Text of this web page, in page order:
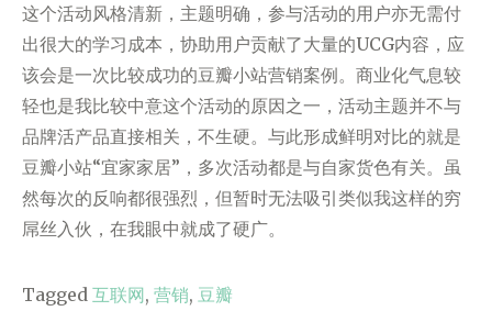
这个活动风格清新，主题明确，参与活动的用户亦无需付
出很大的学习成本，协助用户贡献了大量的UCG内容，应
该会是一次比较成功的豆瓣小站营销案例。商业化气息较
轻也是我比较中意这个活动的原因之一，活动主题并不与
品牌活产品直接相关，不生硬。与此形成鲜明对比的就是
豆瓣小站“宜家家居”，多次活动都是与自家货色有关。虽
然每次的反响都很强烈，但暂时无法吸引类似我这样的穷
屌丝入伙，在我眼中就成了硬广。
Tagged 互联网, 营销, 豆瓣